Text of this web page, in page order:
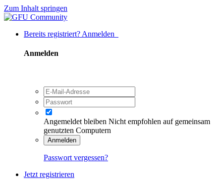
Zum Inhalt springen
Bereits registriert? Anmelden
Anmelden
Angemeldet bleiben Nicht empfohlen auf gemeinsam
genutzten Computern
Anmelden
Passwort vergessen?
Jetzt registrieren